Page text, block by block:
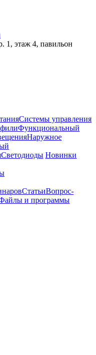
1, этаж 4, павильон
Системы управления
Функциональный
Наружное
Светодиоды Новинки
СтатьиВопрос-
и программы